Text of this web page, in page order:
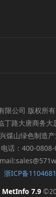
限公司 版权所
丁路大唐商务大
煤山绿色制造
话：400-
浙ICP备
MetInfo 7.9